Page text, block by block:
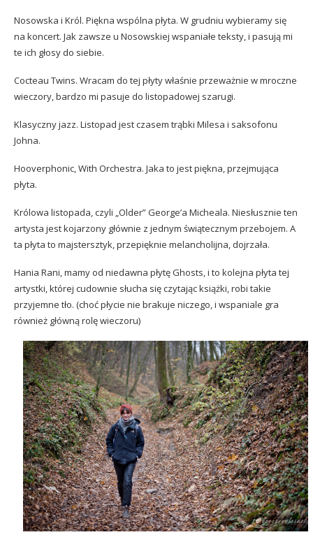
Nosowska i Król. Piękna wspólna płyta. W grudniu wybieramy się
na koncert. Jak zawsze u Nosowskiej wspaniałe teksty, i pasują mi
te ich głosy do siebie.
Cocteau Twins. Wracam do tej płyty właśnie przeważnie w mroczne
wieczory, bardzo mi pasuje do listopadowej szarugi.
Klasyczny jazz. Listopad jest czasem trąbki Milesa i saksofonu
Johna.
Hooverphonic, With Orchestra. Jaka to jest piękna, przejmująca
płyta.
Królowa listopada, czyli „Older” George’a Micheala. Niesłusznie ten
artysta jest kojarzony głównie z jednym świątecznym przebojem. A
ta płyta to majstersztyk, przepięknie melancholijna, dojrzała.
Hania Rani, mamy od niedawna płytę Ghosts, i to kolejna płyta tej
artystki, której cudownie słucha się czytając książki, robi takie
przyjemne tło. (choć płycie nie brakuje niczego, i wspaniale gra
również główną rolę wieczoru)